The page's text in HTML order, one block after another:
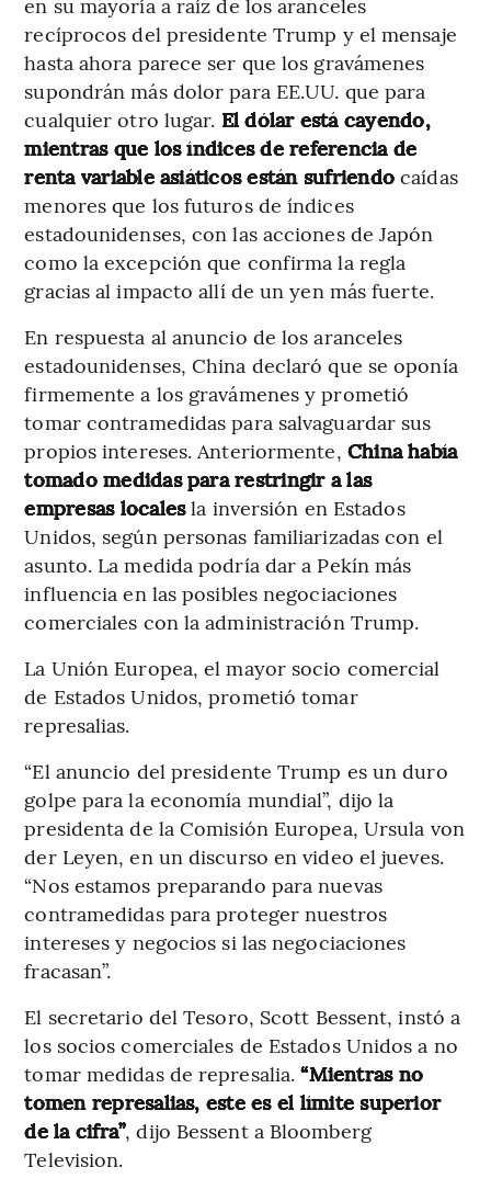
recíprocos del presidente Trump y el mensaje
hasta ahora parece ser que los gravámenes
supondrán más dolor para EE.UU. que para
cualquier otro lugar. El dólar está cayendo,
mientras que los índices de referencia de
renta variable asiáticos están sufriendo caídas
menores que los futuros de índices
estadounidenses, con las acciones de Japón
como la excepción que confirma la regla
gracias al impacto allí de un yen más fuerte.
En respuesta al anuncio de los aranceles
estadounidenses, China declaró que se oponía
firmemente a los gravámenes y prometió
tomar contramedidas para salvaguardar sus
propios intereses. Anteriormente, China había
tomado medidas para restringir a las
empresas localesla inversión en Estados
Unidos, según personas familiarizadas con el
asunto. La medida podría dar a Pekín más
influencia en las posibles negociaciones
comerciales con la administración Trump.
La Unión Europea, el mayor socio comercial
de Estados Unidos, prometió tomar
represalias.
“El anuncio del presidente Trump es un duro
golpe para la economía mundial”, dijo la
presidenta de la Comisión Europea, Ursula von
der Leyen, en un discurso en video el jueves.
“Nos estamos preparando para nuevas
contramedidas para proteger nuestros
intereses y negocios si las negociaciones
fracasan”.
El secretario del Tesoro, Scott Bessent, instó a
los socios comerciales de Estados Unidos a no
tomar medidas de represalia.“Mientras no
tomen represalias, este es el límite superior
de la cifra”, dijo Bessent a Bloomberg
Television.